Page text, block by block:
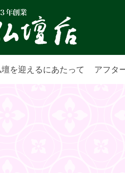
を迎えるにあたって アフタ